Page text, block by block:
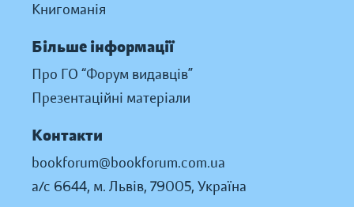
Книгоманія
Більше інформації
Про ГО “Форум видавців”
Презентаційні матеріали
Контакти
bookforum@bookforum.com.ua
а/с 6644, м. Львів, 79005, Україна